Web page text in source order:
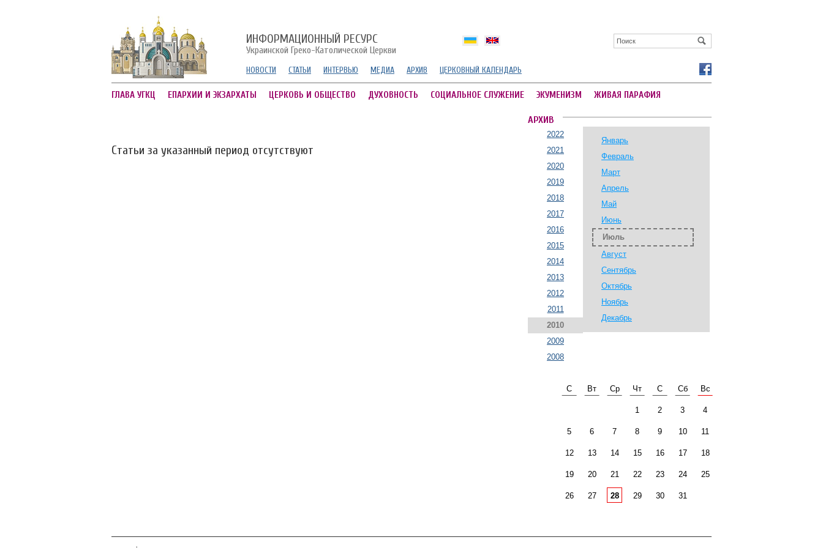
ИНФОРМАЦИОННЫЙ РЕСУРС
Украинской Греко-Католической Церкви
НОВОСТИ СТАТЬИ ИНТЕРВЬЮ МЕДИА АРХИВ ЦЕРКОВНЫЙ КАЛЕНДАРЬ
ГЛАВА УГКЦ ЕПАРХИИ И ЭКЗАРХАТЫ ЦЕРКОВЬ И ОБЩЕСТВО ДУХОВНОСТЬ СОЦИАЛЬНОЕ СЛУЖЕНИЕ ЭКУМЕНИЗМ ЖИВАЯ ПАРАФИЯ
Статьи за указанный период отсутствуют
АРХИВ
2022
2021
2020
2019
2018
2017
2016
2015
2014
2013
2012
2011
2010
2009
2008
Январь
Февраль
Март
Апрель
Май
Июнь
Июль
Август
Сентябрь
Октябрь
Ноябрь
Декабрь
С Вт Ср Чт С Сб Вс
1 2 3 4
5 6 7 8 9 10 11
12 13 14 15 16 17 18
19 20 21 22 23 24 25
26 27 28 29 30 31